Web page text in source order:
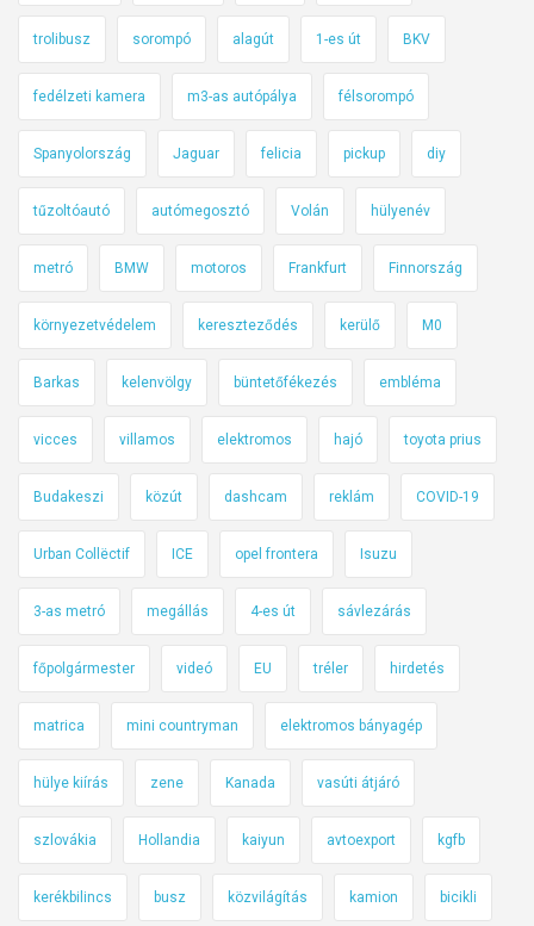
trolibusz sorompó alagút 1-es út BKV
fedélzeti kamera m3-as autópálya félsorompó
Spanyolország Jaguar felicia pickup diy
tűzoltóautó autómegosztó Volán hülyenév
metró BMW motoros Frankfurt Finnország
környezetvédelem kereszteződés kerülő M0
Barkas kelenvölgy büntetőfékezés embléma
vicces villamos elektromos hajó toyota prius
Budakeszi közút dashcam reklám COVID-19
Urban Collëctif ICE opel frontera Isuzu
3-as metró megállás 4-es út sávlezárás
főpolgármester videó EU tréler hirdetés
matrica mini countryman elektromos bányagép
hülye kiírás zene Kanada vasúti átjáró
szlovákia Hollandia kaiyun avtoexport kgfb
kerékbilincs busz közvilágítás kamion bicikli